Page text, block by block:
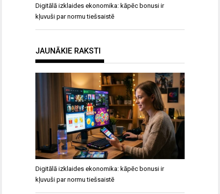
Digitālā izklaides ekonomika: kāpēc bonusi ir
kļuvuši par normu tiešsaistē
JAUNĀKIE RAKSTI
Digitālā izklaides ekonomika: kāpēc bonusi ir
kļuvuši par normu tiešsaistē